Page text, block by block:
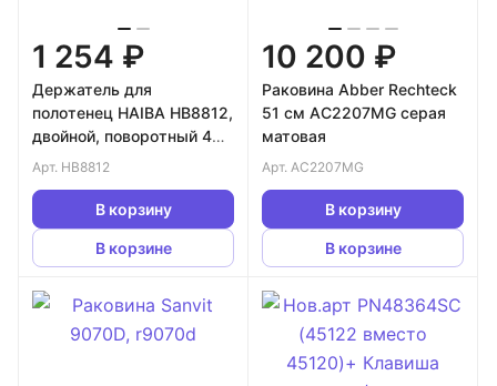
1 254 ₽
Держатель для
полотенец HAIBA HB8812,
двойной, поворотный 400
мм, хром
Арт. HB8812
В корзину
В корзине
10 200 ₽
Раковина Abber Rechteck
51 см AC2207MG серая
матовая
Арт. AC2207MG
В корзину
В корзине